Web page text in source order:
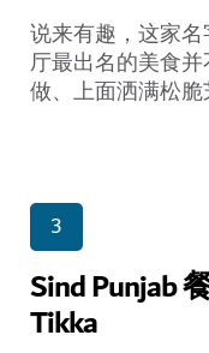
说来有趣，这家
厅最出名的美食
做、上面洒满松
3
Sind Punjab
Tikka